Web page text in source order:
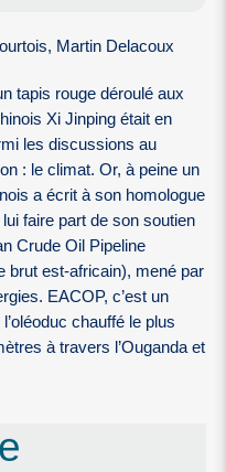
Martin Delacoux
tapis rouge déroulé aux
Xi Jinping était en
les discussions au
: le climat. Or, à peine un
a écrit à son homologue
faire part de son soutien
Crude Oil Pipeline
brut est-africain), mené par
EACOP, c’est un
chauffé le plus
à travers l’Ouganda et